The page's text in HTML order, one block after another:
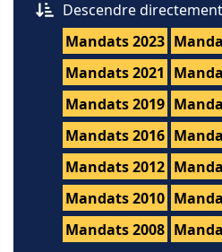
Descendre
Mandats 2023
Mandats 2021
Mandats 2019
Mandats 2016
Mandats 2012
Mandats 2010
Mandats 2008